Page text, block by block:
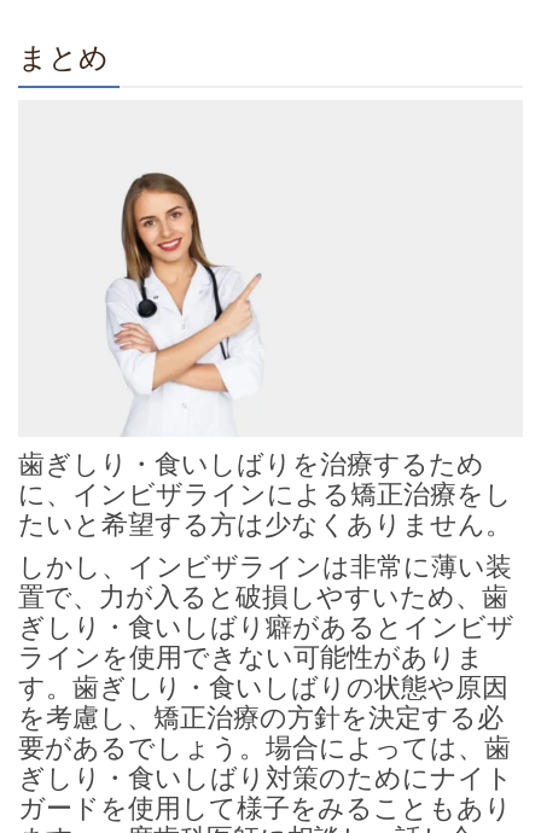
まとめ
歯ぎしり・食いしばりを治療するため
に、インビザラインによる矯正治療をし
たいと希望する方は少なくありません。
しかし、インビザラインは非常に薄い装
置で、力が入ると破損しやすいため、歯
ぎしり・食いしばり癖があるとインビザ
ラインを使用できない可能性がありま
す。歯ぎしり・食いしばりの状態や原因
を考慮し、矯正治療の方針を決定する必
要があるでしょう。場合によっては、歯
ぎしり・食いしばり対策のためにナイト
ガードを使用して様子をみることもあり